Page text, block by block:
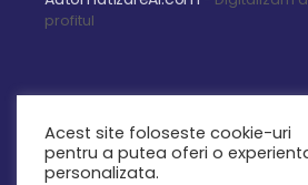
profitul
Garantia de retur a banilor timp
Acest site foloseste cookie-uri
pentru a putea oferi o
personalizata.